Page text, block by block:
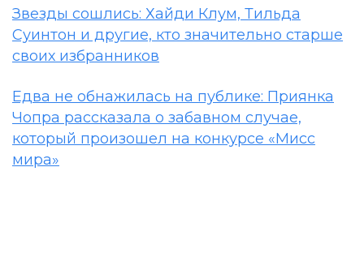
Звезды сошлись: Хайди Клум, Тильда
Суинтон и другие, кто значительно старше
своих избранников
Едва не обнажилась на публике: Приянка
Чопра рассказала о забавном случае,
который произошел на конкурсе «Мисс
мира»